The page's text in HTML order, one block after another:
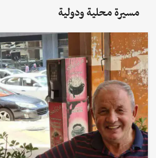
مسيرة محلية ودولية